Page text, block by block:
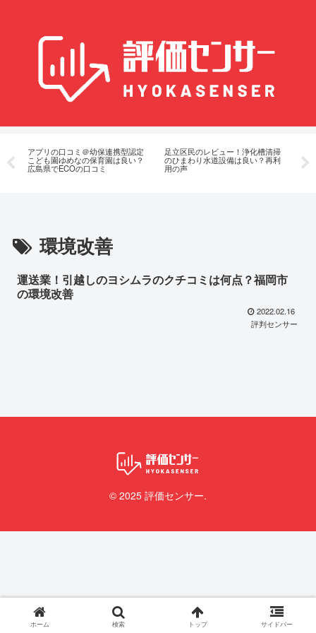
｜
アプリの口コミ＠幼保連携型認定
こども園ゆめなの保育園は良い？
広島県でECOの口コミ
足立区民のレビュー！浄化槽清掃
のひまわり水道設備は良い？再利
用の声
人
会
環境改善
運送業！引越しのヨシムラのクチコミは何点？福岡市
の環境改善
2022.02.16
評判センサー
© 2025 評価センサー.
ホーム 検索 トップ サイドバー